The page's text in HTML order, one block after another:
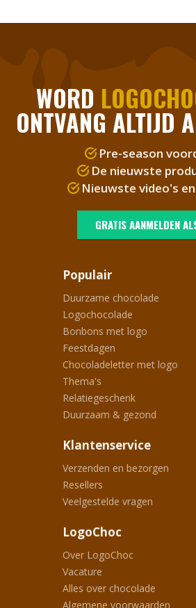
WORD
ONTVANG ALTIJD
Pre-season
De nieuwste
Nieuwste video's
GRATIS AANMELDEN
Populair
Duurzame chocolade
Logochocolade
Bonbons met logo
Feestdagen
Chocoladeletter met logo
Thema's
Relatiegeschenk
Duurzaam & gezond
Klantenservice
Verzenden en bezorgen
Resellers
Veelgestelde vragen
LogoChoc
Over LogoChoc
Vacature
Alles over chocolade
Algemene voorwaarden